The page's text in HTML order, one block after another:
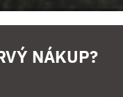
NÁKUP?